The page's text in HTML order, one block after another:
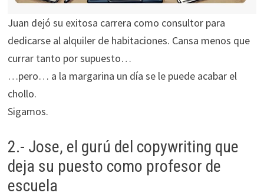
Juan dejó su exitosa carrera como consultor para
dedicarse al alquiler de habitaciones. Cansa menos que
currar tanto por supuesto…
…pero… a la margarina un día se le puede acabar el
chollo.
Sigamos.
2.- Jose, el gurú del copywriting que
deja su puesto como profesor de
escuela